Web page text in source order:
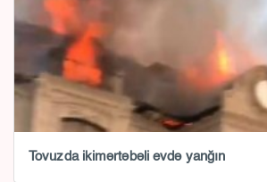
Tovuzda ikimərtəbəli evdə yanğın